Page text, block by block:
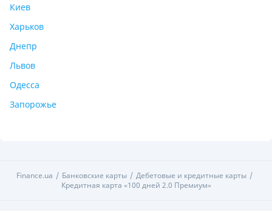
Киев
Харьков
Днепр
Львов
Одесса
Запорожье
Finance.ua Банковские карты
Дебетовые и кредитные карты
Кредитная карта «100 дней 2.0 Премиум»